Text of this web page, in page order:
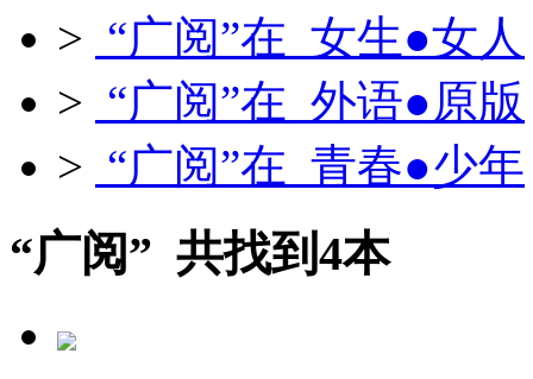
> “广阅”在 女生●女人
> “广阅”在 外语●原版
> “广阅”在 青春●少年
“广阅” 共找到4本